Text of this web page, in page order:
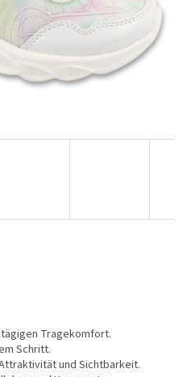
Tragekomfort.
Schritt.
und Sichtbarkeit.